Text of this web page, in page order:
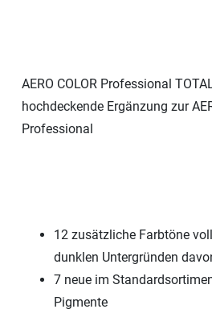
AERO COLOR Professional
hochdeckende Ergänzung zur
Professional
12 zusätzliche Farbtöne
dunklen Untergründen
7 neue im
Pigmente